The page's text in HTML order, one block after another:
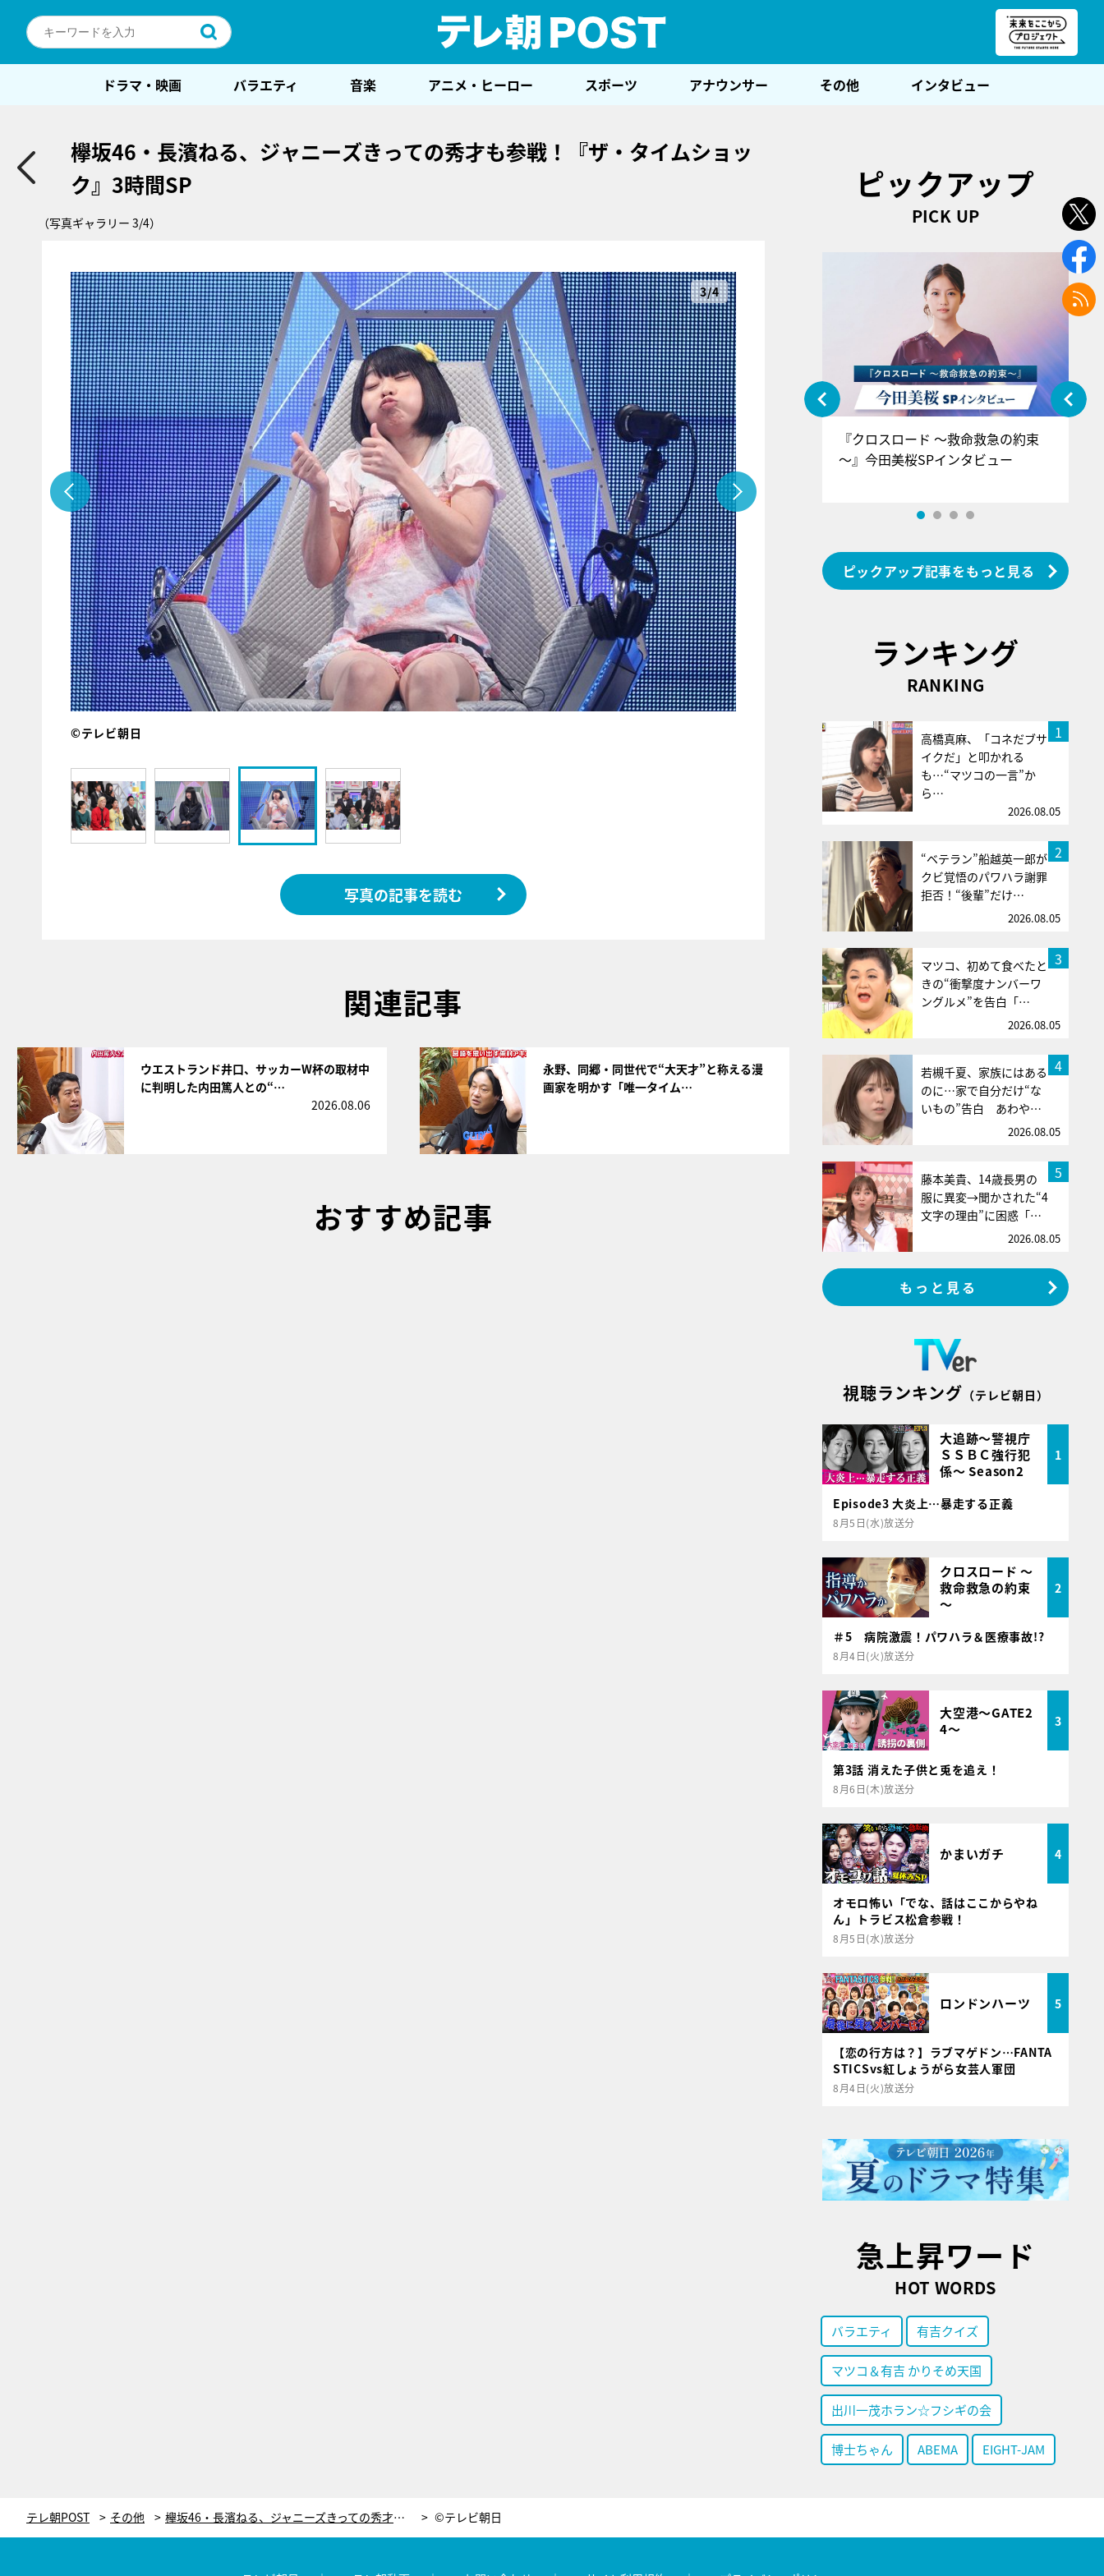
ドラマ・映画 バラエティ 音楽 アニメ・ヒーロー スポーツ アナウンサー その他 インタビュー
欅坂46・長濱ねる、ジャニーズきっての秀才も参戦！『ザ・タイムショッ
ク』3時間SP
（写真ギャラリー 3/4）
3/4
©テレビ朝日
写真の記事を読む
関連記事
ウエストランド井口、サッカーW杯の取材中
に判明した内田篤人との“…
2026.08.06
永野、同郷・同世代で“大天才”と称える漫
画家を明かす「唯一タイム…
おすすめ記事
ピックアップ
PICK UP
『アイ＝ラブ！げーみんぐ』＝LOV
E齋藤樹愛羅＆佐々木舞香SPインタ
ビュー
『クロスロード ～救命救急の約束
～』今田美桜SPインタビュー
ピックアップ記事をもっと見る
ランキング
RANKING
1
高橋真麻、「コネだブサ
イクだ」と叩かれる
も…“マツコの一言”か
ら…
2026.08.05
2
“ベテラン”船越英一郎が
クビ覚悟のパワハラ謝罪
拒否！“後輩”だけ…
2026.08.05
3
マツコ、初めて食べたと
きの“衝撃度ナンバーワ
ングルメ”を告白「…
2026.08.05
4
若槻千夏、家族にはある
のに…家で自分だけ“な
いもの”告白 あわや…
2026.08.05
5
藤本美貴、14歳長男の
服に異変→聞かされた“4
文字の理由”に困惑「…
2026.08.05
もっと見る
視聴ランキング （テレビ朝日）
大追跡～警視庁
ＳＳＢＣ強行犯
係～ Season2
1
Episode3 大炎上…暴走する正義
8月5日(水)放送分
クロスロード ～
救命救急の約束
～
2
＃5 病院激震！パワハラ＆医療事故!?
8月4日(火)放送分
大空港～GATE2
4～
3
第3話 消えた子供と兎を追え！
8月6日(木)放送分
かまいガチ 4
オモロ怖い「でな、話はここからやね
ん」トラビス松倉参戦！
8月5日(水)放送分
ロンドンハーツ 5
【恋の行方は？】ラブマゲドン…FANTA
STICSvs紅しょうがら女芸人軍団
8月4日(火)放送分
急上昇ワード
HOT WORDS
バラエティ 有吉クイズ
マツコ＆有吉 かりそめ天国
出川一茂ホラン☆フシギの会
博士ちゃん ABEMA EIGHT-JAM
テレ朝POST その他 欅坂46・長濱ねる、ジャニーズきっての秀才も参戦！『ザ・タイムショック』3時間SP ©テレビ朝日